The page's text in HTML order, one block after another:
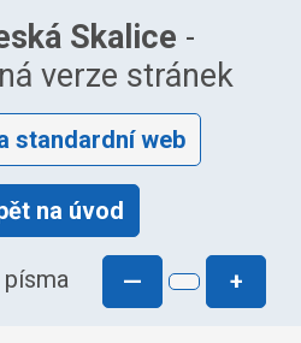
Skalice -
verze stránek
standardní web
na úvod
— +